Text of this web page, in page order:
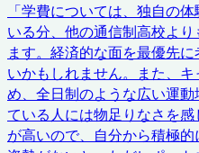
「学費については、独自の
いる分、他の通信制高校よ
ます。経済的な面を最優先
いかもしれません。また、
め、全日制のような広い運
ている人には物足りなさを
が高いので、自分から積極